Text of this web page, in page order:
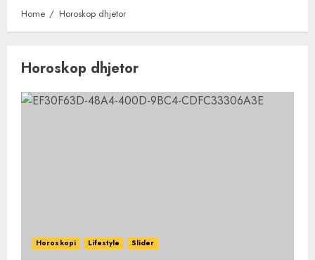
Home Horoskop dhjetor
Horoskop dhjetor
Horoskopi Lifestyle Slider